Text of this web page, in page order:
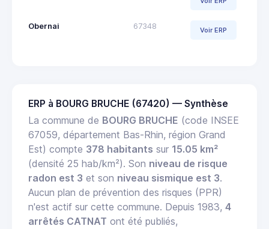
Obernai 67348 Voir ERP
ERP à BOURG BRUCHE (67420) — Synthèse
La commune de BOURG BRUCHE (code INSEE
67059, département Bas-Rhin, région Grand
Est) compte 378 habitants sur 15.05 km²
(densité 25 hab/km²). Son niveau de risque
radon est 3 et son niveau sismique est 3.
Aucun plan de prévention des risques (PPR)
n'est actif sur cette commune. Depuis 1983, 4
arrêtés CATNAT ont été publiés,